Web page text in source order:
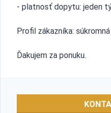
- platnosť dopytu: jeden
Profil zákazníka:
Ďakujem za ponuku.